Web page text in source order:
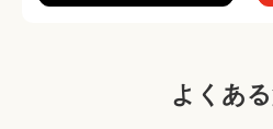
よくあ